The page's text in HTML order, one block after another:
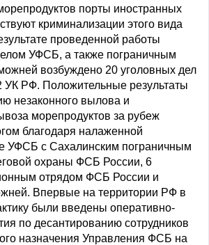
порты иностранных
криминализации этого вида
проведенной работы
УФСБ, а также пограничным
возбуждено 20 уголовных дел
УК РФ. Положительные результаты
незаконного вылова и
морепродуктов за рубеж
благодаря налаженной
УФСБ с Сахалинским пограничным
охраны ФСБ России, 6
отрядом ФСБ России и
Впервые на территории РФ в
были введены оперативно-
по десантированию сотрудников
назначения Управления ФСБ на